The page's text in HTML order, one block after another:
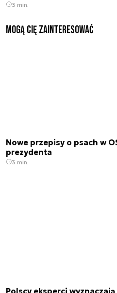
3 min.
Mogą Cię zainteresować
Nowe przepisy o psach w
prezydenta
3 min.